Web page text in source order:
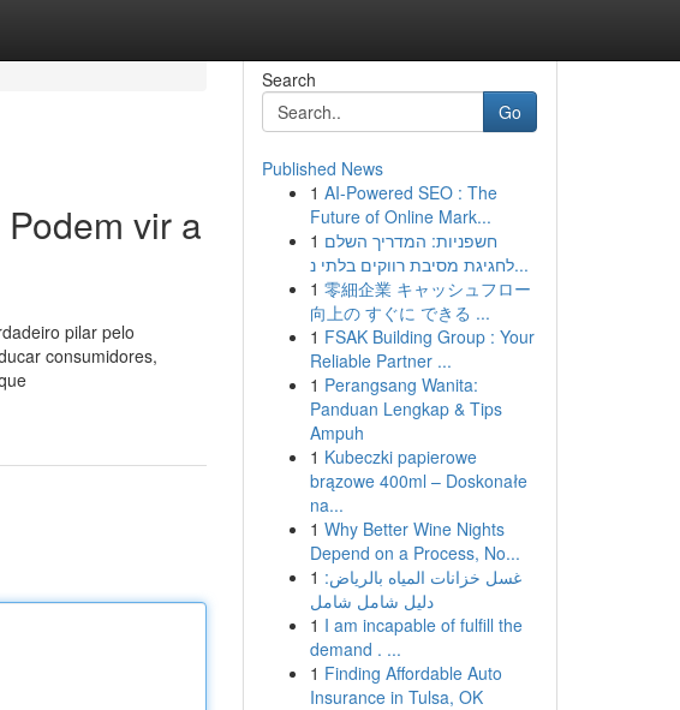
vir a
pilar pelo
consumidores,
Search
Go
Published News
1 AI-Powered SEO : The
Future of Online Mark...
1 חשפניות: המדריך השלם
לחגיגת מסיבת רווקים בלתי נ...
1 零細企業 キャッシュフロー
向上の すぐに できる ...
1 FSAK Building Group : Your
Reliable Partner ...
1 Perangsang Wanita:
Panduan Lengkap & Tips
Ampuh
1 Kubeczki papierowe
brązowe 400ml – Doskonałe
na...
1 Why Better Wine Nights
Depend on a Process, No...
1 غسل خزانات المياه بالرياض:
دليل شامل شامل
1 I am incapable of fulfill the
demand . ...
1 Finding Affordable Auto
Insurance in Tulsa, OK